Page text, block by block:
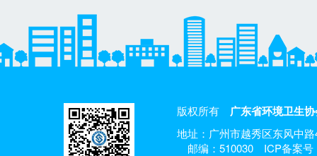
版权所有 广东省环境卫生
地址：广州市越秀区东风中
邮编：510030
ICP备案号